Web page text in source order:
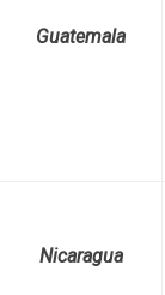
Guatemala
Nicaragua